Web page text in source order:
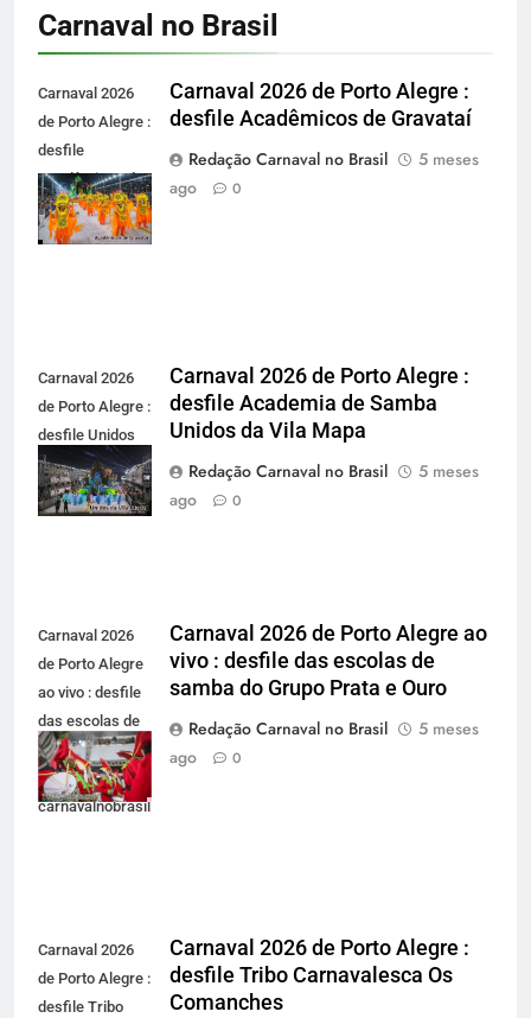
Carnaval no Brasil
Carnaval 2026
de Porto Alegre :
desfile
Acadêmicos de
Gravataí -
carnavalnobrasil.com.br
Carnaval 2026 de Porto Alegre :
desfile Acadêmicos de Gravataí
Redação Carnaval no Brasil
5 meses
ago
0
Carnaval 2026
de Porto Alegre :
desfile Unidos
da Vila Mapa -
carnavalnobrasil.com.br
Carnaval 2026 de Porto Alegre :
desfile Academia de Samba
Unidos da Vila Mapa
Redação Carnaval no Brasil
5 meses
ago
0
Carnaval 2026
de Porto Alegre
ao vivo : desfile
das escolas de
samba do Grupo
Prata e Ouro -
carnavalnobrasil.com.br
Carnaval 2026 de Porto Alegre ao
vivo : desfile das escolas de
samba do Grupo Prata e Ouro
Redação Carnaval no Brasil
5 meses
ago
0
Carnaval 2026
de Porto Alegre :
desfile Tribo
Carnaval 2026 de Porto Alegre :
desfile Tribo Carnavalesca Os
Comanches